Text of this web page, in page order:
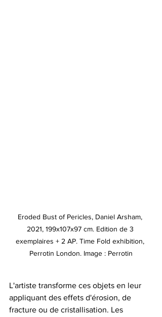
Eroded Bust of Pericles, Daniel Arsham,
2021, 199x107x97 cm. Edition de 3
exemplaires + 2 AP. Time Fold exhibition,
Perrotin London. Image : Perrotin
L'artiste transforme ces objets en leur
appliquant des effets d'érosion, de
fracture ou de cristallisation. Les